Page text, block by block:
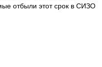
отбыли этот срок в СИЗО